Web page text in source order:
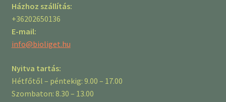
Házhoz szállítás:
+36202650136
E-mail:
info@bioliget.hu
Nyitva tartás:
Hétfőtől – péntekig: 9.00 – 17.00
Szombaton: 8.30 – 13.00